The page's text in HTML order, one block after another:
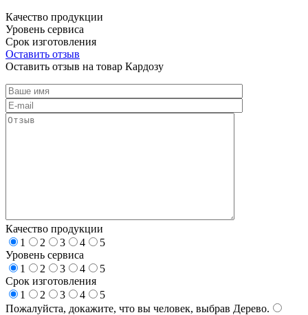
Качество продукции
Уровень сервиса
Срок изготовления
Оставить отзыв
Оставить отзыв на товар Кардозу
Качество продукции
1
2 3 4
5
Уровень сервиса
1
2 3 4
5
Срок изготовления
1
2 3 4
5
Пожалуйста, докажите, что вы человек, выбрав Дерево.